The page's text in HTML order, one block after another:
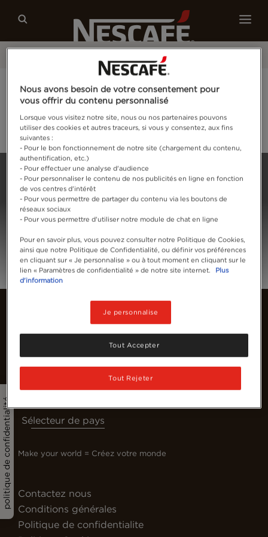
Développement durable
Grand Jeu NESCAFÉ Espresso Concentrate :
tente de remporter des coffrets exclusifs !
Je tente ma chance
Home Connectez-vous
politique de confidentialité Sélecteur de pays
Make your world = Créez votre monde
Contactez nous
Conditions générales
Politique de confidentialite
Nous avons besoin de votre consentement pour
vous offrir du contenu personnalisé
Lorsque vous visitez notre site, nous ou nos partenaires pouvons
utiliser des cookies et autres traceurs, si vous y consentez, aux fins
suivantes :
- Pour le bon fonctionnement de notre site (chargement du contenu,
authentification, etc.)
- Pour effectuer une analyse d'audience
- Pour personnaliser le contenu de nos publicités en ligne en fonction
de vos centres d'intérêt
- Pour vous permettre de partager du contenu via les boutons de
réseaux sociaux
- Pour vous permettre d'utiliser notre module de chat en ligne
Pour en savoir plus, vous pouvez consulter notre Politique de Cookies,
ainsi que notre Politique de Confidentialité, ou définir vos préférences
en cliquant sur « Je personnalise » ou à tout moment en cliquant sur le
lien « Paramètres de confidentialité » de notre site internet.
Plus
d'information
Je personnalise
Tout Rejeter
Tout Accepter